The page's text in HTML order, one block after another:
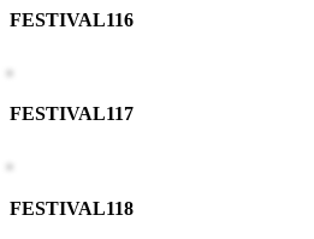
FESTIVAL116
FESTIVAL117
FESTIVAL118